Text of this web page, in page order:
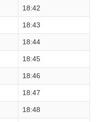
18:42
18:43
18:44
18:45
18:46
18:47
18:48